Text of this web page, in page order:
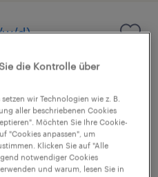
d)
Jahr
die Kontrolle über
wir Technologien wie z. B.
aller beschriebenen Cookies
Möchten Sie Ihre Cookie-
"Cookies anpassen", um
Klicken Sie auf "Alle
notwendiger Cookies
und warum, lesen Sie in